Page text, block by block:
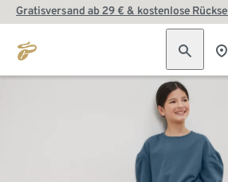
Gratisversand ab 29 € & kostenlose